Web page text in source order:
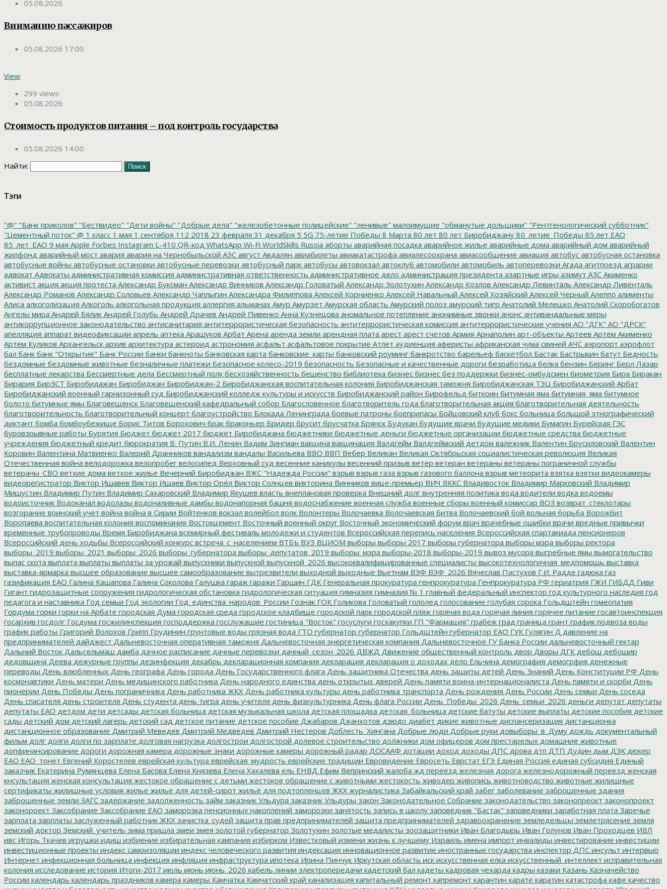
05.08.2026
Вниманию пассажиров
05.08.2026 17:00
View
299 views
05.08.2026
Стоимость продуктов питания – под контроль государства
05.08.2026 14:00
Найти:
Тэги
"@" "Банк приколов" "Бествидео" "Дети войны" "Добрые дела" "железобетонные полицейские" "ленивые" малоимущие "обманутые дольщики" "Рентгенологический субботник"
"Цементный поток" @ 1 класс 1 мая 1 сентября 112 2018 23 февраля 31 декабря 5 5G 75-летие Победы 8 Марта 80 лет 80 лет Биробиджану 80_летие_Победы 85 лет ЕАО
85_лет_ЕАО 9 мая Apple Forbes Instagram L-410 QR-код WhatsApp Wi-Fi WorldSkills Russia аборты аварийная посадка аварийное жилье аварийные дома аварийный дом аварийный
жилфонд аварийный мост авария авария на Чернобыльской АЭС август Авдалян авиабилеты авиакатастрофа авиалесоохрана авиасообщение авиация автобус автобусная остановка
автобусные войны автобусные остановки автобусные перевозки автобусный парк автобусы автовокзал автоклуб автомобили автомобиль автоперевозки Агада агитпоезд аграрии
адвокат Адвокаты административная комиссия административная ответственность административное дело администрация президента азартные игры азимут АЗС Акименко
активист акция акция протеста Александр Буксман Александр Винников Александр Головатый Александр Золотухин Александр Козлов Александр Левинталь Александр Ливенталь
Александр Романов Александр Соловьев Александр Чаплыгин Александра Филиппова Алексей Корниенко Алексей Навальный Алексей Хозяйский Алексей Черный Алеппо алименты
Алиса алкоголизация Алкоголь алкогольная продукция аллергия альманах Амур Амурзет Амурская область Амурский полоз амурский тигр Анатолий Мелешко Анатолий Скоробогатов
Ангелы мира Андрей Бялик Андрей Голубь Андрей Драчев Андрей Пивенко Анна Кузнецова аномальное потепление анонимные звонки анонс антивандальные меры
антикоррупционное законодательство антисанитария антитеррористическая безопасность антитеррористическая комиссия антитеррористические учения АО "ДГК" АО "ДРСК"
апелляция аппарат видеофиксации апрель аптека Арашуков Арбат Арена аренда земли арендная плата арест арест счетов Армия Арнаполин арт-объекты Артеев Артём Акименко
Артём Куликов Архангельск архив архитектура астероид астрономия асфальт асфальтовое покрытие Атлет аудиенция аферисты африканская чума свиней АЧС аэропорт аэрофлот
бал банк банк "Открытие" Банк России банки банкноты банковская карта банковские_карты банковский роуминг банкротство барельеф баскетбол Бастак Бастрыкин батут Бедность
бездомные бездомные животные безналичные платежи Безопасное колесо-2019 безопасность Безопасные и качественные дороги безработица белка бензин Беринг Берл Лазар
бесплатные лекарства Бессмертные дела Бессмертный полк бесхозяйственность бешенство библиотека бизнес бизнес без поддержки бизнес-омбудсмен биометрия Бира Биракан
Бирария БирЗСТ Биробидажан Биробиджан Биробиджан-2 Биробиджанская воспитательная колония Биробиджанская таможня Биробиджанская ТЭЦ Биробиджанский Арбат
Биробиджанский военный гарнизонный суд Биробиджанский колледж культуры и искусств Биробиджанский район Бирофельд биткоин битумная яма битумная_яма битумное
болото битумные ямы Благовещенск Благовещенский кафедральный собор Благословенное благотворитель года благотворительная акция благотворительная деятельность
благотворительность благотворительный концерт благоустройство Блокада Ленинграда боевые патроны боеприпасы Бойцовский клуб бокс больница большой этнографический
диктант бомба бомбоубежище Борис Титов Борохович брак браконьер Бридер брусит брусчатка Брянск Будукан будущие врачи будущие медики Бумагин Бурейская ГЭС
буровзрывные работы Бурятия Бюджет бюджет 2017 бюджет Биробиджана бюджетники бюджетные деньги бюджетные организации бюджетные средства бюджетные
учреждения бюджетный кредит бюрократия В. Путин В.И. Ленин Вадим Зингман вакцина вакцинация Валдгейм Валдгеймский детдом валежник Валентин Брусиловский Валентин
Коровин Валентина Матвиенко Валерий Дранников вандализм вандалы Васильева ВВО ВВП Вебер Великан Великая Октябрьская социалистическая революция Великая
Отечественная война велодорожка велопробег велосипед Верховный суд весенние каникулы весенний призыв ветер ветеран ветераны ветераны пограничной службы
ветераны_СВО ветхие дома ветхое жилье Вечерний Биробиджан ВЖС "Надежда России" взрыв взрыв газа взрыв газового баллона взрыв метеорита взятка взятки видеокамеры
видеорегистратор Виктор Ишавев Виктор Ишаев Виктор Орёл Виктор Солнцев викторина Винников вице-премьер ВИЧ ВККС Владивосток Владимир Марковский Владимир
Мишустин Владимир Путин Владимир Сахаровский Владимир Якушев власть внеплановая проверка Внешний долг внутренняя политика вода водители водка водоемы
водоисточник Водоканал водолазы водоналивные дамбы водонапорная башня водоснабжение военная служба военные сборы военный комиссар ВОЗ возврат_стеклотары
возгорание воинский учет война война в Сирии Войтенков вокзал волейбол волк Волонтеры Волочаевка Волочаевская битва Волочаевский бой вольная борьба Ворожбит
Воропаева воспитательная колония воспоминания Востокцемент Восточный военный округ Восточный экономический форум врач врачебные ошибки врачи вредные привычки
временные трубопроводы Время Биробиджана всемирный фестиваль молодежи и студентов Всероссийская перепись населения Всероссийская спартакиада пенсионеров
Всероссийский день ходьбы Всероссийский конкурс встреча_с_населением ВТБъ ВУЗ ВЦИОМ выборы выборы 2017 выборы губернатора выборы мэра выборы ректора
выборы_2019 выборы_2021 выборы_2026 выборы_губернатора выборы_депутатов_2019 выборы_мэра выборы-2018 выборы-2019 вывоз мусора выгребные ямы вымогательство
выпас скота выплата выплаты выплаты за урожай выпускники выпускной выпускной_2026 высококвалифицированные специалисты высокотехнологичная_медпомощь выставка
выставка-ярмарка высшее образование высшее самообразование вытрезвители выходной выходные Вьетнам ВЭФ ВЭФ_2026 Вячеслав Пастухов Г.И. Радде гадюка газ
газификация ЕАО Галина Кашапова Галина Соколова Галушка гараж гаражи Гаршин ГДК Генеральная прокуратура генпрокуратура Генпрокуратура РФ гериатрия ГЖИ ГИБДД Гиви
Гигант гидрозащитные сооружения гидрологическая обстановка гидрологическая ситуация гимназия гимназия № 1 главный федеральный инспектор год культурного наследия год
педагога и наставника Год семьи Год экологии Год_единства_народов_России Гознак ГОК Голикова Головатый гололед голосование голубая сорока Гольдштейн гомеопатия
Гордума горки горки на Арбате городская Дума городская среда городское кладбище городской парк городской пляж горячая вода горячая линия горячее питание госавтоинспекция
госархив госдолг Госдума госжилинспекция господдержка госслужащие гостиница "Восток" госуслуги госхакупки ГП "Фармация" грабеж град граница грант график подвоза воды
график работы Григорий Волохов Грипп Грудинин грунтовые воды грязная вода ГТО губернатор губернатор Гольдштейн губернатор ЕАО ГУК Гулягин Д давление на
предпринимателей дайджест Дальневосточная оперативная таможня Дальневосточная энергетическая компания Дальневосточное ГУ Банка России дальневосточный гектар
Дальний Восток Дальсельмаш дамба дачное расписание дачные перевозки дачный_сезон_2026 ДВЖД Движение общественный контроль двор Дворы ДГК дебош дебошир
дедовщина Деева дежурные группы дезинфекция декабрь декларационная компания декларация декларация о доходах дело Ельчина демография демогрфия денежные
переводы День влюбленных День географа День города День Государственного флага День защитника Отечества день защиты детей День Знаний День Конституции РФ День
космонавтики День матери День медицинского работника День народного единства день открытых дверей День памяти воина-интернационалиста День памяти и скорби День
пионерии День Победы День пограничника День работника ЖКХ День работника культуры день работника транспорта День рождения День России День семьи День соседа
День спасателя день строителя День студента день тигра день учителя день физкультурника День флага России День_Победы_2026 День_семьи_2026 деньги депутат депутаты
депутаты ЕАО детдом дети детсады детская больница детская музыкальная школа детская площадка детская_больница детские батуты детские выплаты детские пособия детские
сады детский дом детский лагерь детский сад детское питание детское пособие Джабаров Джанхотов дзюдо диабет дикие животные диспансеризация дистанционка
дистанционное образование Дмитрий Меведев Дмитрий Медведев Дмитрий Нестеров Доблесть_Хингана Добрые люди Добрые руки довыборы_в_Думу дождь документальный
фильм долг долги долги по зарплате долговая нагрузка долгострои долгострой долевое строительство должники дом офицеров дом престарелых домашние животные
допфинансирование дороги дорожная камера дорожные знаки дорожные камеры дорожный радар ДОСААФ дотации доход доходы ДПС дрова дтп ДТП Дудин дым ДЭК дюкер
ЕАО ЕАО_тонет Евгений Коростелев еврейская культура еврейская_мудрость еврейские традиции Евровидение Евросеть Еврстат ЕГЭ Единая Россия единая субсидия Единый
заказчик Екатерина Румянцева Елена Басова Елена Князева Елена Хахалева ель ЕНВД Ефим Вепринский жалоба жд переезд железная дорога железнодорожный переезд женская
кнсультация женская консультация жестокое обращение с детьми жестокое обращение с животными жестокость живодер живопись животноводство животные жилищные
сертификаты жилищные условия жилье жилье для детей-сирот жильё для подтопленцев ЖКХ журналистика Забайкальский край забег заболевание заброшенные здания
заброшенные земли ЗАГС задержание задолженность займ заказник Ульдура заказник Ульдуры закон Законодательное Собрание законодательство законопреокт законопроект
законороект Заксобрание Заксобрание ЕАО заморозка пенсионных накоплений заморозки занятость запись в школу заповедник "Бастак" заповедники заработная плата Заречье
зарплата зарплаты заслуженный работник ЖКХ зачистка_судей защита прав предпринимателей защита предпринимателей здравоохранение земледельцы землетрясение земля
земский доктор Земский_учитель зима пришла змеи змея золотой губернатор Золотухин золотые медалисты зоозащитники Иван Благодырь Иван Голунов Иван Проходцев ИВЛ
ивс Игорь Ткачев игрушки идиш избиение избирательная кампания избирком Известковый измени жизнь к лучшему Израиль имена импорт инвалиды инвестирование инвестиции
инвестиционные проекты индекс самоизоляции индекс человеческого развития индексация инновационное развитие иностранные государства инспектор ДПС инсульт интервью
Интернет инфекционная больница инфекция инфляция инфраструктура ипотека Ирина Пинчук Иркутская область иск искусственная елка искусственный_интеллект исправительная
колония исследование история Итоги-2017 июль июнь июнь_2026 кабель линии электропередачи кадетский бал кадеты кадровая чехарда кадры казаки Казань Казначейство
России календарь календарь праздников камера камеры Камчатка Камчатский край канализация капитальный ремонт капремонт карантин карате каратин катастрофа кафе качество